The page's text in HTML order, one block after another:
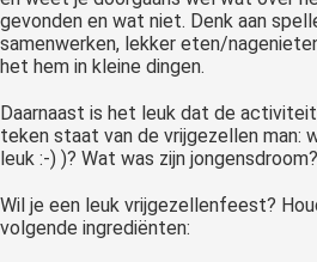
gevonden en wat niet. Denk aan
samenwerken, lekker eten/
het hem in kleine dingen.
Daarnaast is het leuk dat de
teken staat van de vrijgezellen man:
leuk :-) )? Wat was zijn jongensdroom?
Wil je een leuk vrijgezellenfeest?
volgende ingrediënten: